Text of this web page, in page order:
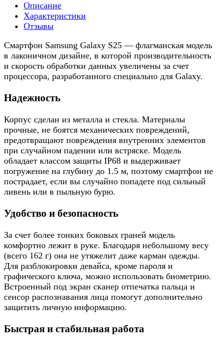
Описание
Характеристики
Отзывы
Смартфон Samsung Galaxy S25 — флагманская модель
в лаконичном дизайне, в которой производительность
и скорость обработки данных увеличены за счет
процессора, разработанного специально для Galaxy.
Надежность
Корпус сделан из металла и стекла. Материалы
прочные, не боятся механических повреждений,
предотвращают повреждения внутренних элементов
при случайном падении или встряске. Модель
обладает классом защиты IP68 и выдерживает
погружение на глубину до 1.5 м, поэтому смартфон не
пострадает, если вы случайно попадете под сильный
ливень или в пыльную бурю.
Удобство и безопасность
За счет более тонких боковых граней модель
комфортно лежит в руке. Благодаря небольшому весу
(всего 162 г) она не утяжелит даже карман одежды.
Для разблокировки девайса, кроме пароля и
графического ключа, можно использовать биометрию.
Встроенный под экран сканер отпечатка пальца и
сенсор распознавания лица помогут дополнительно
защитить личную информацию.
Быстрая и стабильная работа